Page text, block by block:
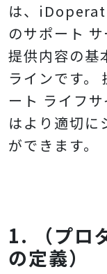
は、
のサポート
提供内容の基
ラインです。
ート ライフ
はより適切に
ができます。
1. （プロ
の定義）